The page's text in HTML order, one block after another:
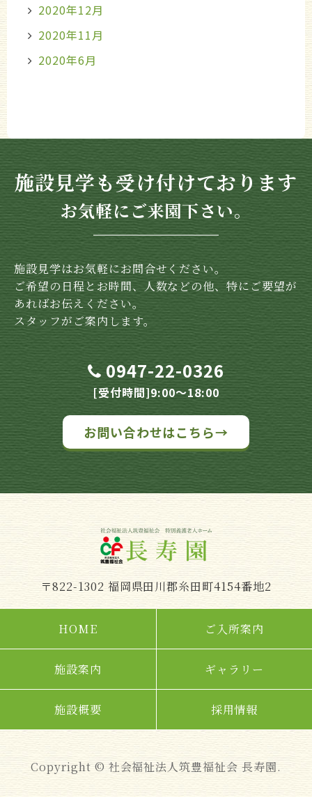
2020年12月
2020年11月
2020年6月
施設見学も受け付けております
お気軽にご来園下さい。
施設見学はお気軽にお問合せください。
ご希望の日程とお時間、人数などの他、特にご要望が
あればお伝えください。
スタッフがご案内します。
0947-22-0326
[受付時間]9:00～18:00
お問い合わせはこちら→
〒822-1302 福岡県田川郡糸田町4154番地2
HOME ご入所案内
施設案内 ギャラリー
施設概要 採用情報
Copyright © 社会福祉法人筑豊福祉会 長寿園.